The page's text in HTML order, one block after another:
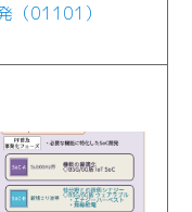
（01101）